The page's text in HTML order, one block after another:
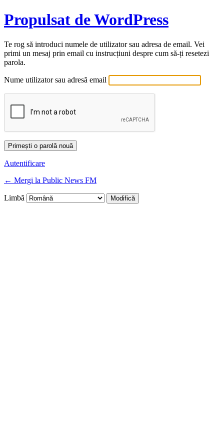
Propulsat de WordPress
Te rog să introduci numele de utilizator sau adresa de email. Vei
primi un mesaj prin email cu instrucțiuni despre cum să-ți resetezi
parola.
Nume utilizator sau adresă email
Autentificare
← Mergi la Public News FM
Limbă